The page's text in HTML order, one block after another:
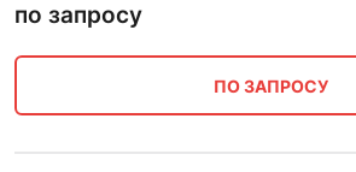
по запросу
ПО ЗАПРОСУ